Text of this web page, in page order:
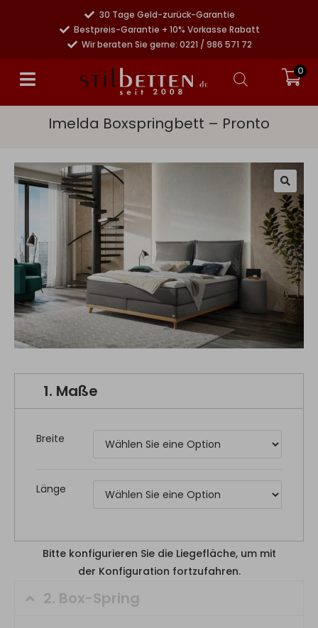
30 Tage Geld-zurück-Garantie
Bestpreis-Garantie + 10% Vorkasse Rabatt
Wir beraten Sie gerne: 0221 / 986 571 72
0
Imelda Boxspringbett – Pronto
1. Maße
Breite
Länge
2. Box-Spring
Bitte konfigurieren Sie die Liegefläche, um mit
der Konfiguration fortzufahren.